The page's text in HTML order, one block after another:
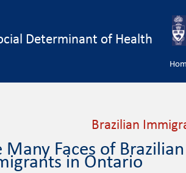
Determinant of Health
Brazilian
Many Faces of Brazilian
in Ontario